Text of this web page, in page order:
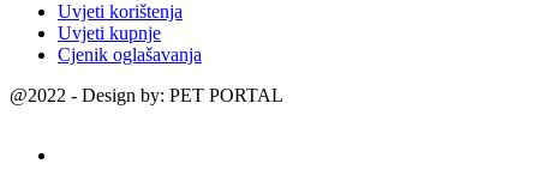
Uvjeti korištenja
Uvjeti kupnje
Cjenik oglašavanja
@2022 - Design by: PET PORTAL